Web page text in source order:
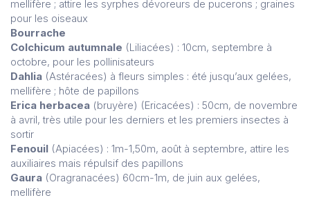
mellifère ; attire les syrphes dévoreurs de pucerons ; graines
pour les oiseaux
Bourrache
Colchicum autumnale (Liliacées) : 10cm, septembre à
octobre, pour les pollinisateurs
Dahlia (Astéracées) à fleurs simples : été jusqu’aux gelées,
mellifère ; hôte de papillons
Erica herbacea (bruyère) (Ericacées) : 50cm, de novembre
à avril, très utile pour les derniers et les premiers insectes à
sortir
Fenouil (Apiacées) : 1m-1,50m, août à septembre, attire les
auxiliaires mais répulsif des papillons
Gaura (Oragranacées) 60cm-1m, de juin aux gelées,
mellifère